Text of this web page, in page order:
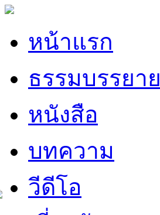
หน้าแรก
ธรรมบรรยาย
หนังสือ
บทความ
วีดีโอ